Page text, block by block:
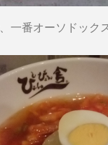
一番オーソドック